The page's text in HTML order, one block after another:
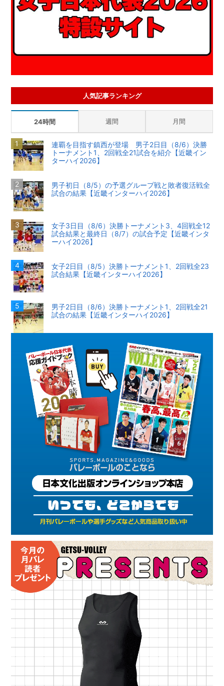
人気記事ランキング
24時間 週間 月間
連覇を目指す鎮西が登場 男子2日目（8/6）決勝
トーナメント1、2回戦全21試合を紹介【近畿イン
ターハイ2026】
男子初日（8/5）の予選グループ戦と敗者復活戦全
試合の結果【近畿インターハイ2026】
女子3日目（8/6）決勝トーナメント3、4回戦全12
試合結果と最終日（8/7）の試合予定【近畿インタ
ーハイ2026】
女子2日目（8/5）決勝トーナメント1、2回戦全23
試合結果【近畿インターハイ2026】
男子2日目（8/6）決勝トーナメント1、2回戦全21
試合の結果【近畿インターハイ2026】